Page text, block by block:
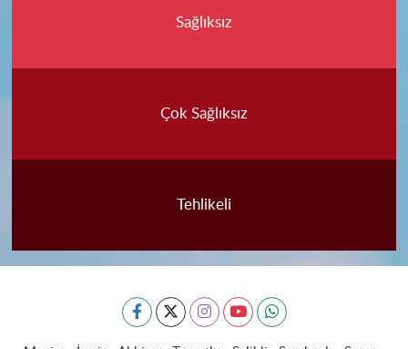
Sağlıksız
Çok Sağlıksız
Tehlikeli